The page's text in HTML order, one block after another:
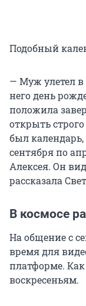
Подобный
— Муж улетел в
него день
положила
открыть
был
сентября по
Алексея. Он
рассказала
В космосе
На общение с
время для
платформе.
воскресеньям.